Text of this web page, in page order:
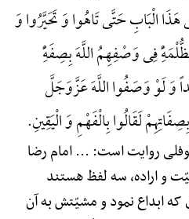
الْبَابِ حَتَّی تَاهُوا وَ تَحَیَّرُوا وَ
فِی وَصْفِهِمُ اللَّهَ بِصِفَهًِْ
وَ لَوْ وَصَفُوا اللَّهَ عَزَّوَجَلَّ
لَقَالُوا بِالْفَهْمِ وَ الْیَقِینِ.
روایت است: ... امام رضا
و اراده، سه لفظ هستند
ابداع نمود و مشیّتش به آن